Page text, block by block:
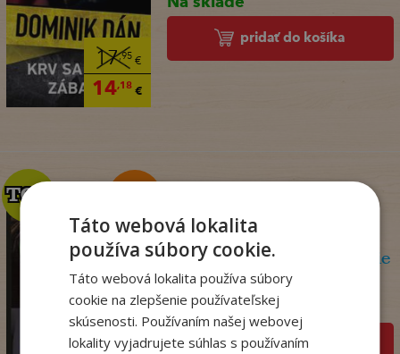
17,95€
14,18€
pridať do košíka
TOP
TOP
Olej a mramor, 2. vydanie
Storeyová Stephanie
Na sklade
pridať do košíka
Táto webová lokalita
používa súbory cookie.
Táto webová lokalita používa súbory
cookie na zlepšenie používateľskej
skúsenosti. Používaním našej webovej
lokality vyjadrujete súhlas s používaním